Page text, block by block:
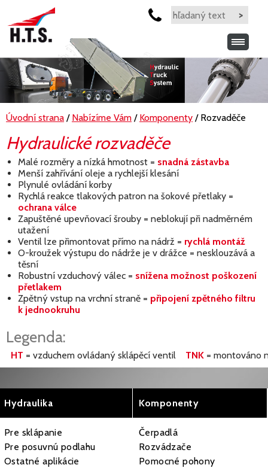
Úvodní strana / Nabízíme Vám / Komponenty / Rozvaděče
Hydraulické rozvaděče
Malé rozměry a nízká hmotnost = snadná zástavba
Menší zahřívání oleje a rychlejší klesání
Plynulé ovládání korby
Rychlá reakce tlakových patron na šokové přetlaky =
ochrana válce
Zapuštěné upevňovací šrouby = neblokují při nadměrném
utažení
Ventil lze přimontovat přímo na nádrž = rychlá montáž
O-kroužek výstupu do nádrže je v drážce = nesklouzává a
těsní
Robustní vzduchový válec = snížena možnost poškození
přetlakem
Zpětný vstup na vrchní straně = připojení zpětného filtru
k jednookruhu
Legenda:
HT = vzduchem ovládaný sklápěcí ventil TNK = montováno
Hydraulika
Pre sklápanie
Pre posuvnú podlahu
Ostatné aplikácie
Komponenty
Čerpadlá
Rozvádzače
Pomocné pohony